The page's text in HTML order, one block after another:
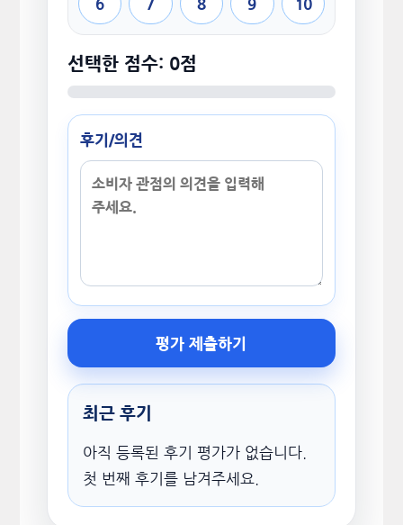
6 7 8 9 10
선택한 점수: 0점
후기/의견
평가 제출하기
최근 후기
아직 등록된 후기 평가가 없습니다.
첫 번째 후기를 남겨주세요.